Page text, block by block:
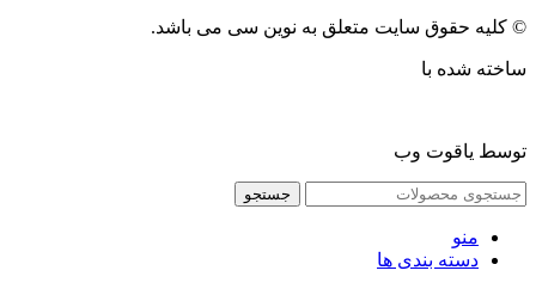
© کلیه حقوق سایت متعلق به نوین سی می باشد.
ساخته شده با
توسط یاقوت وب
جستجو
منو
دسته بندی ها